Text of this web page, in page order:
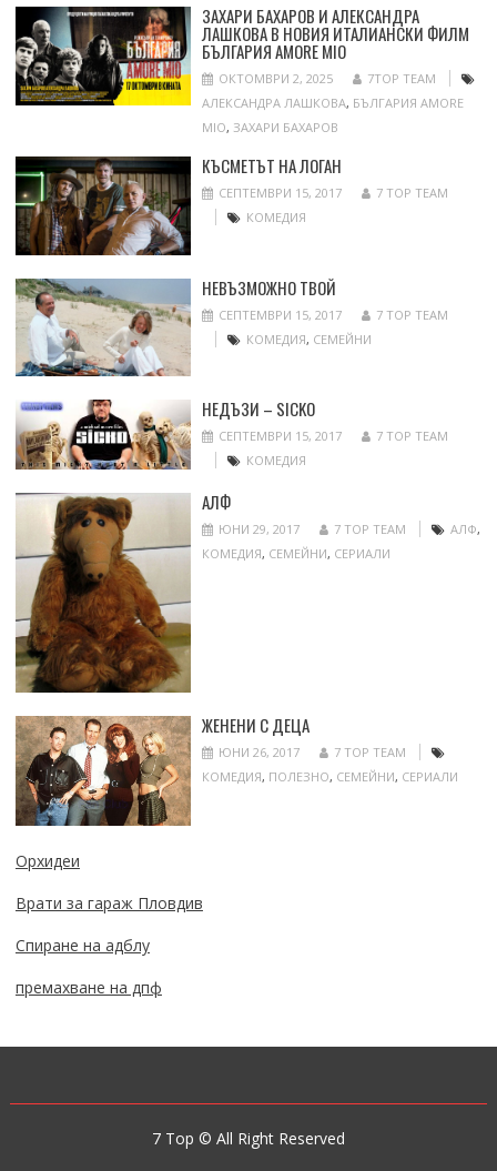
ЗАХАРИ БАХАРОВ И АЛЕКСАНДРА
ЛАШКОВА В НОВИЯ ИТАЛИАНСКИ ФИЛМ
БЪЛГАРИЯ AMORE MIO
ОКТОМВРИ 2, 2025
7TOP TEAM
АЛЕКСАНДРА ЛАШКОВА, БЪЛГАРИЯ AMORE
MIO, ЗАХАРИ БАХАРОВ
КЪСМЕТЪТ НА ЛОГАН
СЕПТЕМВРИ 15, 2017
7 TOP TEAM
КОМЕДИЯ
НЕВЪЗМОЖНО ТВОЙ
СЕПТЕМВРИ 15, 2017
7 TOP TEAM
КОМЕДИЯ, СЕМЕЙНИ
НЕДЪЗИ – SICKO
СЕПТЕМВРИ 15, 2017
7 TOP TEAM
КОМЕДИЯ
АЛФ
ЮНИ 29, 2017 7 TOP TEAM АЛФ,
КОМЕДИЯ, СЕМЕЙНИ, СЕРИАЛИ
ЖЕНЕНИ С ДЕЦА
ЮНИ 26, 2017
7 TOP TEAM
КОМЕДИЯ, ПОЛЕЗНО, СЕМЕЙНИ, СЕРИАЛИ
Орхидеи
Врати за гараж Пловдив
Спиране на адблу
премахване на дпф
7 Top © All Right Reserved